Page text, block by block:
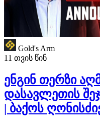
Gold's Arm
11 თვის წინ
ენგინ თერზი
დასავლეთის
| ბაქოს